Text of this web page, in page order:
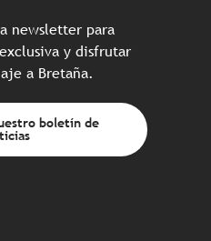
newsletter para
y disfrutar
a Bretaña.
boletín de